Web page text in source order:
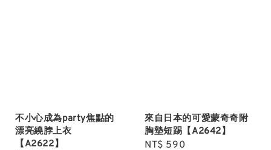
不小心成為party焦點的
漂亮繞脖上衣
【A2622】
來自日本的可愛蒙奇奇附
胸墊短踢【A2642】
Regular
NT$ 590